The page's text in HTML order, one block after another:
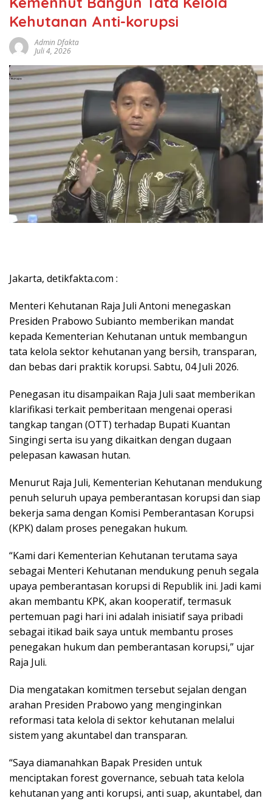
Kehutanan Anti-korupsi
Admin Dfakta
Juli 4, 2026
Jakarta, detikfakta.com :
Menteri Kehutanan Raja Juli Antoni menegaskan
Presiden Prabowo Subianto memberikan mandat
kepada Kementerian Kehutanan untuk membangun
tata kelola sektor kehutanan yang bersih, transparan,
dan bebas dari praktik korupsi. Sabtu, 04 Juli 2026.
Penegasan itu disampaikan Raja Juli saat memberikan
klarifikasi terkait pemberitaan mengenai operasi
tangkap tangan (OTT) terhadap Bupati Kuantan
Singingi serta isu yang dikaitkan dengan dugaan
pelepasan kawasan hutan.
Menurut Raja Juli, Kementerian Kehutanan mendukung
penuh seluruh upaya pemberantasan korupsi dan siap
bekerja sama dengan Komisi Pemberantasan Korupsi
(KPK) dalam proses penegakan hukum.
“Kami dari Kementerian Kehutanan terutama saya
sebagai Menteri Kehutanan mendukung penuh segala
upaya pemberantasan korupsi di Republik ini. Jadi kami
akan membantu KPK, akan kooperatif, termasuk
pertemuan pagi hari ini adalah inisiatif saya pribadi
sebagai itikad baik saya untuk membantu proses
penegakan hukum dan pemberantasan korupsi,” ujar
Raja Juli.
Dia mengatakan komitmen tersebut sejalan dengan
arahan Presiden Prabowo yang menginginkan
reformasi tata kelola di sektor kehutanan melalui
sistem yang akuntabel dan transparan.
“Saya diamanahkan Bapak Presiden untuk
menciptakan forest governance, sebuah tata kelola
kehutanan yang anti korupsi, anti suap, akuntabel, dan